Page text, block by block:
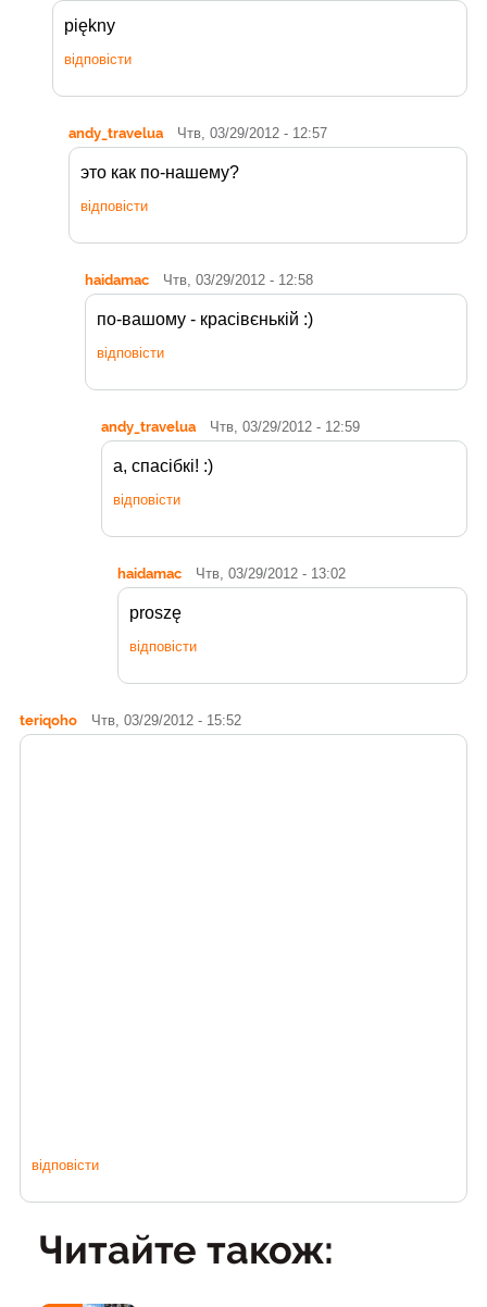
piękny
відповісти
andy_travelua Чтв, 03/29/2012 - 12:57
это как по-нашему?
відповісти
haidamac Чтв, 03/29/2012 - 12:58
по-вашому - красівєнькій :)
відповісти
andy_travelua Чтв, 03/29/2012 - 12:59
а, спасібкі! :)
відповісти
haidamac Чтв, 03/29/2012 - 13:02
proszę
відповісти
teriqoho Чтв, 03/29/2012 - 15:52
відповісти
Читайте також: